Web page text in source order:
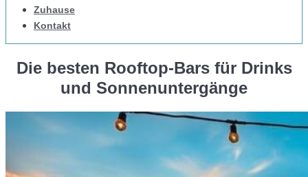
Zuhause
Kontakt
Die besten Rooftop-Bars für Drinks
und Sonnenuntergänge